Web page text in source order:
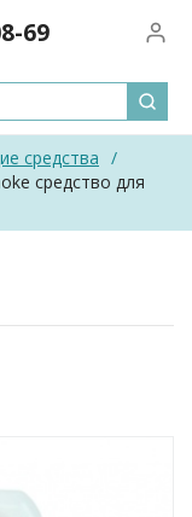
69
средства /
средство для